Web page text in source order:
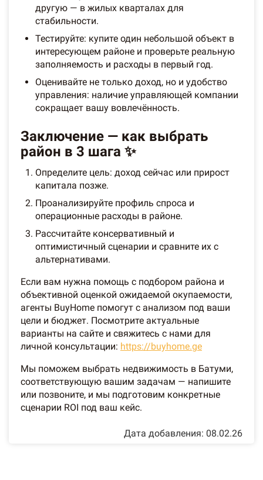
другую — в жилых кварталах для
стабильности.
Тестируйте: купите один небольшой объект в
интересующем районе и проверьте реальную
заполняемость и расходы в первый год.
Оценивайте не только доход, но и удобство
управления: наличие управляющей компании
сокращает вашу вовлечённость.
Заключение — как выбрать
район в 3 шага ✨
Определите цель: доход сейчас или прирост
капитала позже.
Проанализируйте профиль спроса и
операционные расходы в районе.
Рассчитайте консервативный и
оптимистичный сценарии и сравните их с
альтернативами.
Если вам нужна помощь с подбором района и
объективной оценкой ожидаемой окупаемости,
агенты BuyHome помогут с анализом под ваши
цели и бюджет. Посмотрите актуальные
варианты на сайте и свяжитесь с нами для
личной консультации: https://buyhome.ge
Мы поможем выбрать недвижимость в Батуми,
соответствующую вашим задачам — напишите
или позвоните, и мы подготовим конкретные
сценарии ROI под ваш кейс.
Дата добавления: 08.02.26